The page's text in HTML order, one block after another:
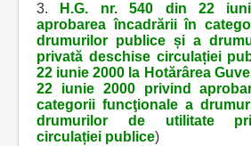
3.
H.G. nr. 540 din 22
aprobarea încadrării în
drumurilor publice și a
privată deschise circulației
22 iunie 2000 la Hotărârea
22 iunie 2000 privind
categorii funcţionale a
drumurilor de utilitate
circulației publice)